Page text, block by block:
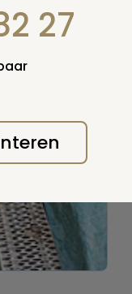
27